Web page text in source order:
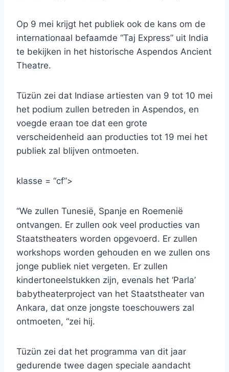
Op 9 mei krijgt het publiek ook de kans om de
internationaal befaamde “Taj Express” uit India
te bekijken in het historische Aspendos Ancient
Theatre.
Tüzün zei dat Indiase artiesten van 9 tot 10 mei
het podium zullen betreden in Aspendos, en
voegde eraan toe dat een grote
verscheidenheid aan producties tot 19 mei het
publiek zal blijven ontmoeten.
klasse = “cf”>
“We zullen Tunesië, Spanje en Roemenië
ontvangen. Er zullen ook veel producties van
Staatstheaters worden opgevoerd. Er zullen
workshops worden gehouden en we zullen ons
jonge publiek niet vergeten. Er zullen
kindertoneelstukken zijn, evenals het ‘Parla’
babytheaterproject van het Staatstheater van
Ankara, dat onze jongste toeschouwers zal
ontmoeten, “zei hij.
Tüzün zei dat het programma van dit jaar
gedurende twee dagen speciale aandacht